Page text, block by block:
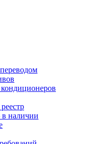
наличии